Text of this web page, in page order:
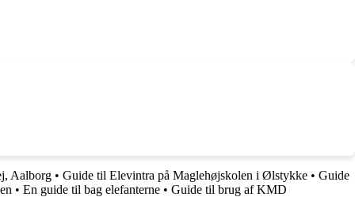
Aalborg • Guide til Elevintra på Maglehøjskolen i Ølstykke • Guide
• En guide til bag elefanterne • Guide til brug af KMD